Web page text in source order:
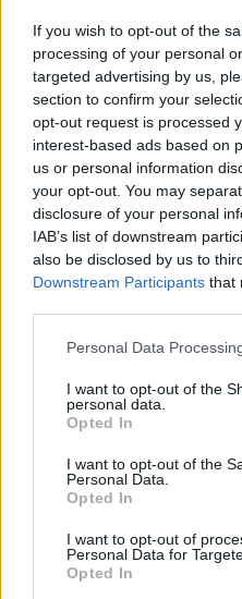
If you wish to opt-out of the
processing of your personal
targeted advertising by us,
section to confirm your
opt-out request is processed
interest-based ads based on
us or personal information
your opt-out. You may
disclosure of your personal
IAB’s list of downstream
also be disclosed by us to
Downstream Participants that
Personal Data
I want to opt-out of the
personal data.
Opted In
I want to opt-out of the
Personal Data.
Opted In
I want to opt-out of
Personal Data for
Opted In
Verslas
Europos pramonė
branduolinius
atsisakėme statyti